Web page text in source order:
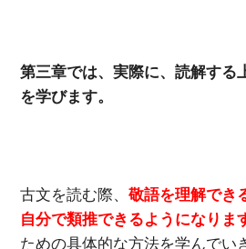
第三章では、実際に、読解する
を学びます。
古文を読む際、敬語を理解でき
自分で類推できるようになりま
ための具体的な方法を学んでい